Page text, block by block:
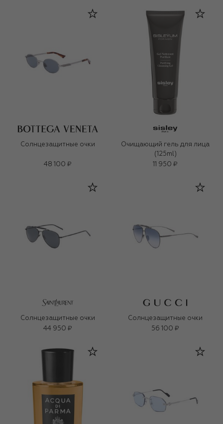
Солнцезащитные очки
48 100 ₽
Очищающий гель для лица
(125ml)
11 950 ₽
Солнцезащитные очки
44 950 ₽
Солнцезащитные очки
56 100 ₽